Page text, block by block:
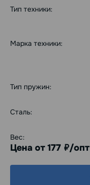
Тип техники:
Марка техники:
Тип пружин:
Сталь:
Вес:
Цена от 177 руб./опт